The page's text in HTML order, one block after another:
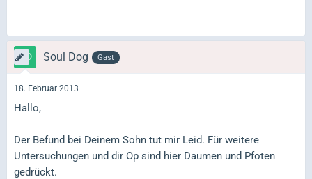
Soul Dog Gast
18. Februar 2013
Hallo,
Der Befund bei Deinem Sohn tut mir Leid. Für weitere
Untersuchungen und dir Op sind hier Daumen und Pfoten
gedrückt.